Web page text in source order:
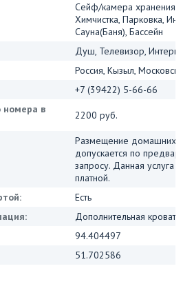
Сейф/камера хранения,
Химчистка, Парковка,
Сауна(Баня), Бассейн
Душ, Телевизор,
Россия, Кызыл,
+7 (39422) 5-66-66
номера в
2200 руб.
Размещение домашних
допускается по
запросу. Данная услуга
платной.
Есть
Дополнительная
94.404497
51.702586